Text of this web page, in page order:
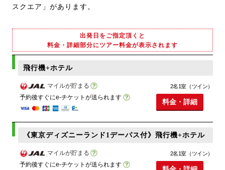
スクエア」があります。
出発日をご指定頂くと
料金・詳細部分にツアー料金が表示されます
飛行機+ホテル
マイルが貯まる
予約後すぐにe-チケットが送られます
2名1室（ツイン）
料金・詳細
《東京ディズニーランド1デーパス付》飛行機+ホテル
マイルが貯まる
予約後すぐにe-チケットが送られます
2名1室（ツイン）